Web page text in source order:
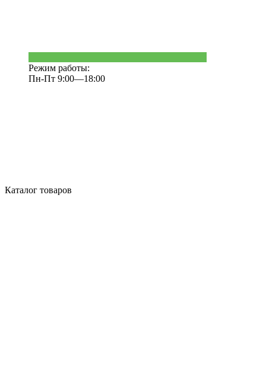
Режим работы:
Пн-Пт 9:00—18:00
Каталог товаров